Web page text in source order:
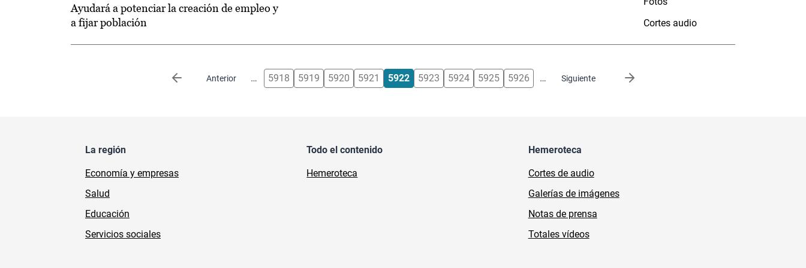
Ayudará a potenciar la creación de empleo y
a fijar población
Cortes audio
Anterior
Página anterior … 5918 5919 5920 5921 5922 5923 5924 5925 5926 … Siguiente
Siguiente página
La región
Economía y empresas
Salud
Educación
Servicios sociales
Todo el contenido
Hemeroteca
Hemeroteca
Cortes de audio
Galerías de imágenes
Notas de prensa
Totales vídeos